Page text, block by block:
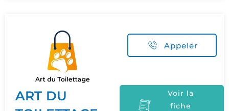
ART DU
Appeler
Voir la
fiche